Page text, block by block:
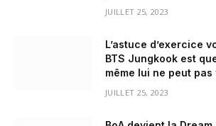
JUILLET 25, 2023
L’astuce d’exercice
BTS Jungkook est
même lui ne peut
JUILLET 25, 2023